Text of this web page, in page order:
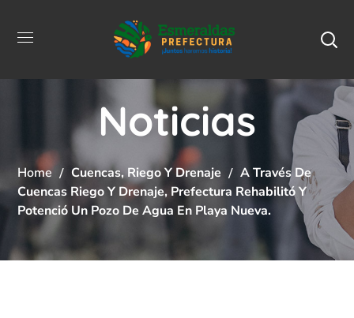
Noticias
Home Cuencas, Riego Y Drenaje
A Través De
Cuencas Riego Y Drenaje, Prefectura Rehabilitó Y
Potenció Un Pozo De Agua En Playa Nueva.